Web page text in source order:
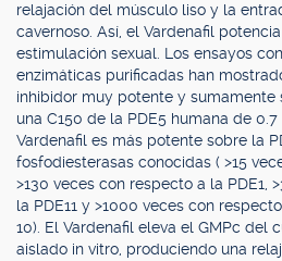
relajación del músculo liso y la
cavernoso. Así, el Vardenafil
estimulación sexual. Los ensayos
enzimáticas purificadas han
inhibidor muy potente y sumamente
una C150 de la PDE5 humana de
Vardenafil es más potente sobre la
fosfodiesterasas conocidas ( >15
>130 veces con respecto a la PDE1,
la PDE11 y >1000 veces con
10). El Vardenafil eleva el GMPc del
aislado in vitro, produciendo una